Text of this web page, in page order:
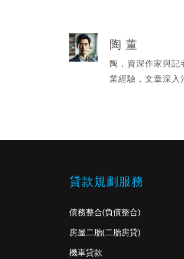
陶 董
陶，資深作家與記
業經驗，文章深入
貸款規劃服務
債務整合(負債整合)
房屋二胎(二胎房貸)
機車貸款